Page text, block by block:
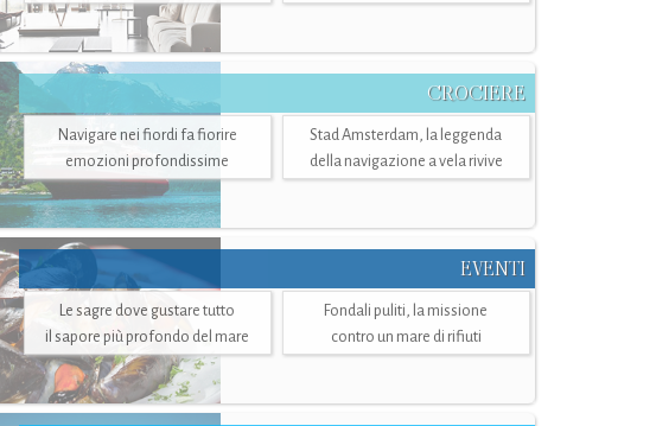
CROCIERE
Navigare nei fiordi fa fiorire
emozioni profondissime
Stad Amsterdam, la leggenda
della navigazione a vela rivive
EVENTI
Le sagre dove gustare tutto
il sapore più profondo del mare
Fondali puliti, la missione
contro un mare di rifiuti